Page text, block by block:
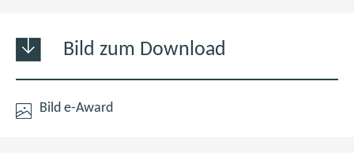
Bild zum Download
Bild e-Award